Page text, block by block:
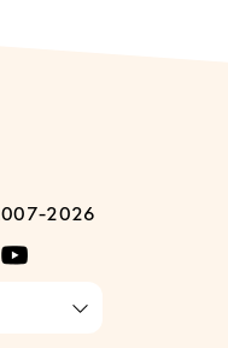
2026